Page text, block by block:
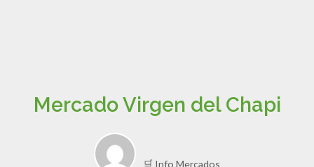
Mercado Virgen del Chapi
🛒 Info Mercados